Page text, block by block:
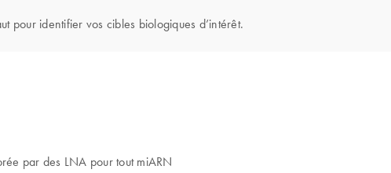
pour identifier vos cibles biologiques d’intérêt.
par des LNA pour tout miARN